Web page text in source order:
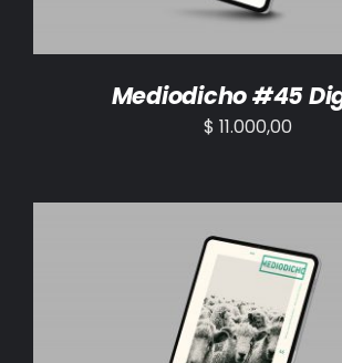
Mediodicho #45
$ 11.000,00
AÑADIR AL CARRITO /